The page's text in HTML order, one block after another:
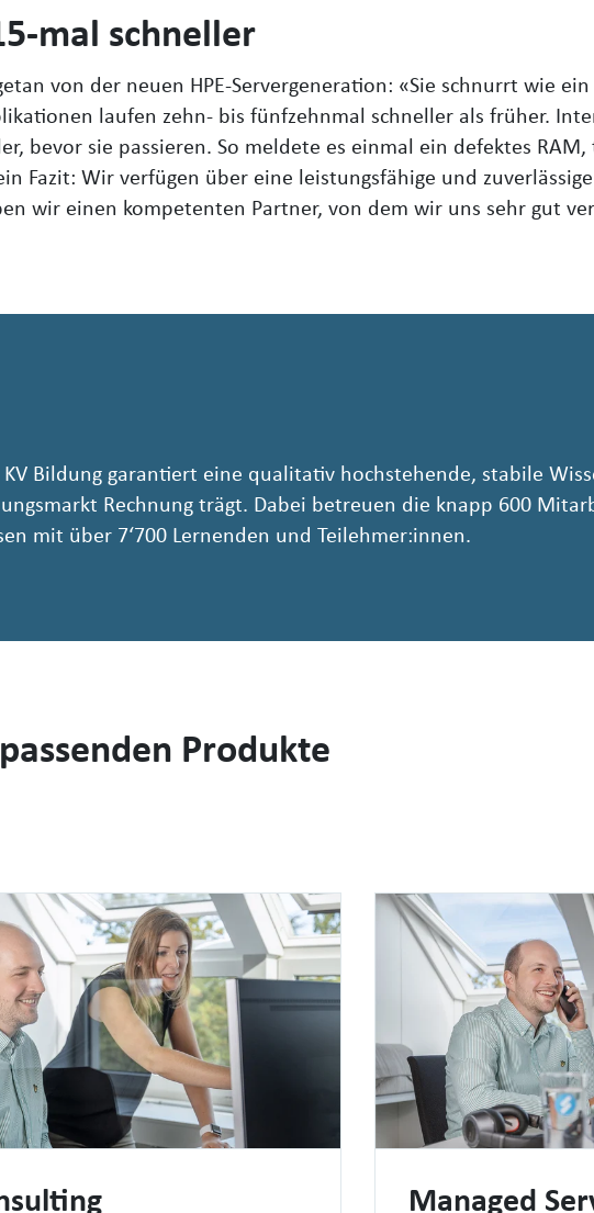
mal schneller
von der neuen HPE-Servergeneration: «Sie schnurrt wie
laufen zehn- bis fünfzehnmal schneller als früher.
bevor sie passieren. So meldete es einmal ein defektes
Fazit: Wir verfügen über eine leistungsfähige und
wir einen kompetenten Partner, von dem wir uns sehr gut
Bildung garantiert eine qualitativ hochstehende, stabile
Rechnung trägt. Dabei betreuen die knapp 600
mit über 7‘700 Lernenden und Teilehmer:innen.
Produkte
Managed